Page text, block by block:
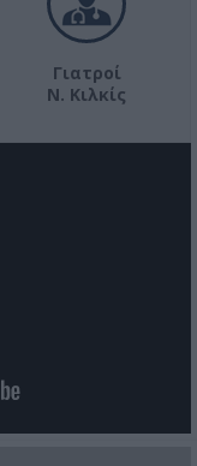
Γιατροί
Ν. Κιλκίς